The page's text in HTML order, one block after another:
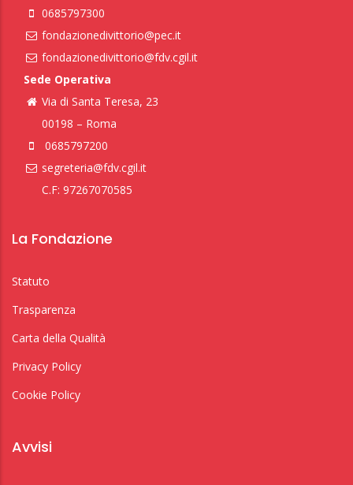
0685797300
fondazionedivittorio@pec.it
fondazionedivittorio@fdv.cgil.it
Sede Operativa
Via di Santa Teresa, 23
00198 – Roma
0685797200
segreteria@fdv.cgil.it
C.F: 97267070585
La Fondazione
Statuto
Trasparenza
Carta della Qualità
Privacy Policy
Cookie Policy
Avvisi